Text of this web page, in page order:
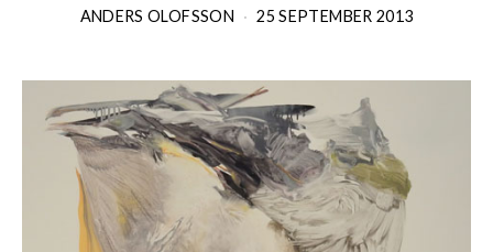
ANDERS OLOFSSON 25 SEPTEMBER 2013